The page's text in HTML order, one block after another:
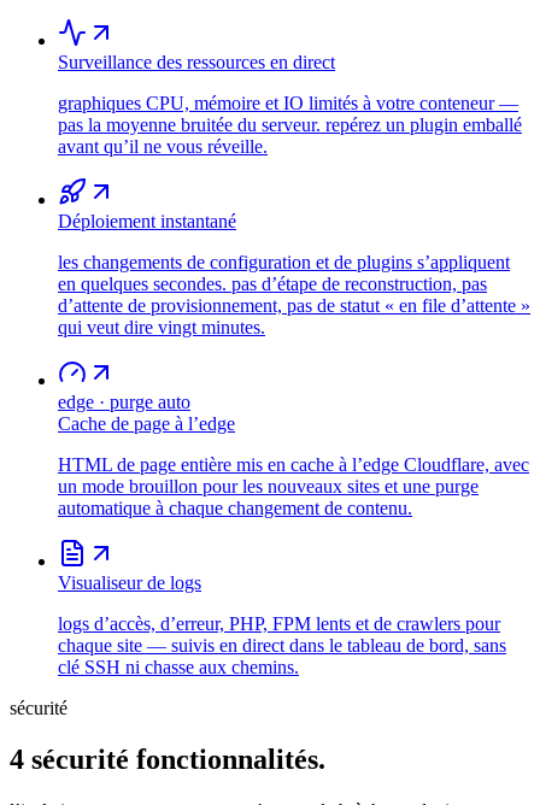
Surveillance des ressources en direct
graphiques CPU, mémoire et IO limités à votre conteneur —
pas la moyenne bruitée du serveur. repérez un plugin emballé
avant qu’il ne vous réveille.
Déploiement instantané
les changements de configuration et de plugins s’appliquent
en quelques secondes. pas d’étape de reconstruction, pas
d’attente de provisionnement, pas de statut « en file d’attente »
qui veut dire vingt minutes.
edge · purge auto
Cache de page à l’edge
HTML de page entière mis en cache à l’edge Cloudflare, avec
un mode brouillon pour les nouveaux sites et une purge
automatique à chaque changement de contenu.
Visualiseur de logs
logs d’accès, d’erreur, PHP, FPM lents et de crawlers pour
chaque site — suivis en direct dans le tableau de bord, sans
clé SSH ni chasse aux chemins.
sécurité
4 sécurité fonctionnalités.